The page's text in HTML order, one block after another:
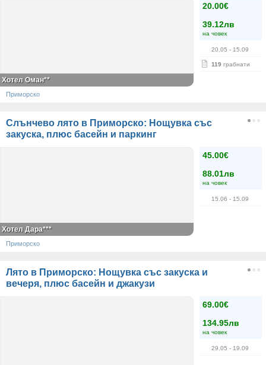
20.00€
39.12лв
на човек
20.05 - 15.09
119 грабнати
Хотел Оман**
Приморско
Слънчево лято в Приморско: Нощувка със
закуска, плюс басейн и паркинг
45.00€
88.01лв
на човек
15.06 - 15.09
Хотел Дара***
Приморско
Лято в Приморско: Нощувка със закуска и
вечеря, плюс басейн и джакузи
69.00€
134.95лв
на човек
29.05 - 19.09